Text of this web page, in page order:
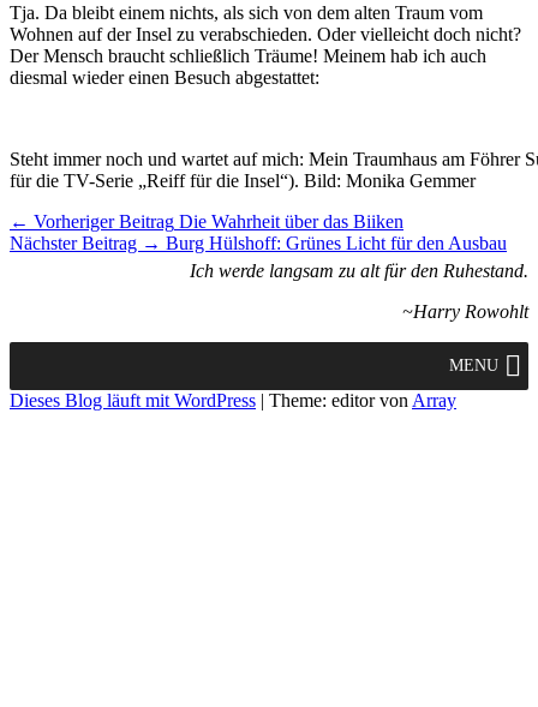
Tja. Da bleibt einem nichts, als sich von dem alten Traum vom
Wohnen auf der Insel zu verabschieden. Oder vielleicht doch nicht?
Der Mensch braucht schließlich Träume! Meinem hab ich auch
diesmal wieder einen Besuch abgestattet:
Steht immer noch und wartet auf mich: Mein Traumhaus am Föhrer
für die TV-Serie „Reiff für die Insel“). Bild: Monika Gemmer
Artikel-
Navigation
← Vorheriger Beitrag Die Wahrheit über das Biiken
Nächster Beitrag → Burg Hülshoff: Grünes Licht für den Ausbau
Ich werde langsam zu alt für den Ruhestand.
~Harry Rowohlt
MENU
Dieses Blog läuft mit WordPress | Theme: editor von Array